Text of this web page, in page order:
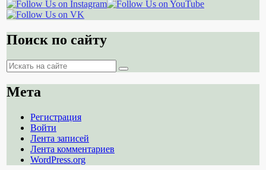
Поиск по сайту
Поиск
Поиск
Мета
Регистрация
Войти
Лента записей
Лента комментариев
WordPress.org